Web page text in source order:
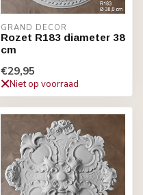
GRAND DECOR
Rozet R183 diameter 38
cm
€29,95
Niet op voorraad